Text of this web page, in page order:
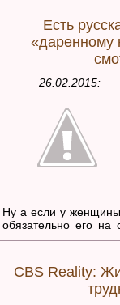
Есть
«даренному
26.02.2015:
Ну а если у
обязательно его
не отличаюсь от
распечатала подарок.
CBS Reality: